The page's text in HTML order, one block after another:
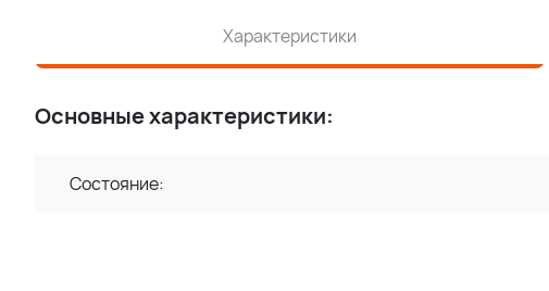
Характеристики
Основные характеристики:
Состояние: